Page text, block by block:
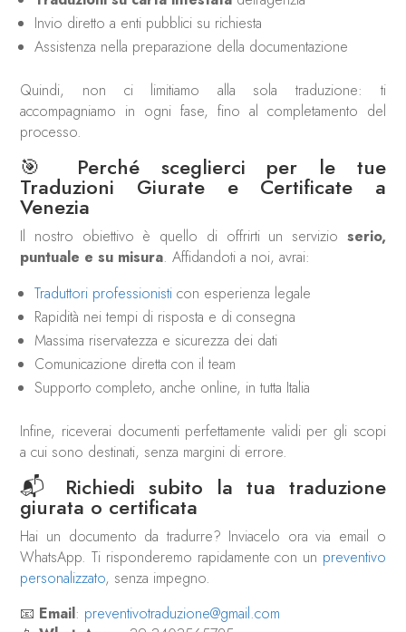
Invio diretto a enti pubblici su richiesta
Assistenza nella preparazione della documentazione
Quindi, non ci limitiamo alla sola traduzione: ti
accompagniamo in ogni fase, fino al completamento del
processo.
🎯 Perché sceglierci per le tue
Traduzioni Giurate e Certificate a
Venezia
Il nostro obiettivo è quello di offrirti un servizio serio,
puntuale e su misura. Affidandoti a noi, avrai:
Traduttori professionisti con esperienza legale
Rapidità nei tempi di risposta e di consegna
Massima riservatezza e sicurezza dei dati
Comunicazione diretta con il team
Supporto completo, anche online, in tutta Italia
Infine, riceverai documenti perfettamente validi per gli scopi
a cui sono destinati, senza margini di errore.
📬 Richiedi subito la tua traduzione
giurata o certificata
Hai un documento da tradurre? Inviacelo ora via email o
WhatsApp. Ti risponderemo rapidamente con un preventivo
personalizzato, senza impegno.
📧 Email: preventivotraduzione@gmail.com